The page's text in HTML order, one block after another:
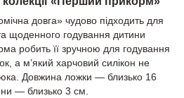
довга» чудово підходить для
щоденного годування дитини
робить її зручною для годування
а м’який харчовий силікон не
Довжина ложки — близько 16
— близько 3 см.